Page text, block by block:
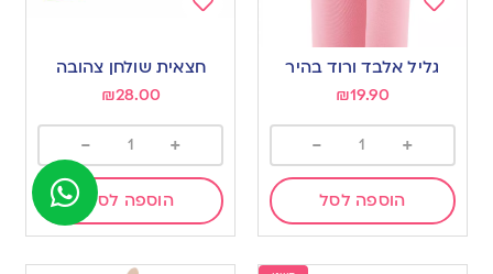
גליל אלבד ורוד בהיר
₪19.90
+
-
הוספה לסל
חצאית שולחן צהובה
₪28.00
+
-
הוספה לסל